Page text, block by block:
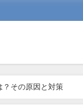
？その原因と対策